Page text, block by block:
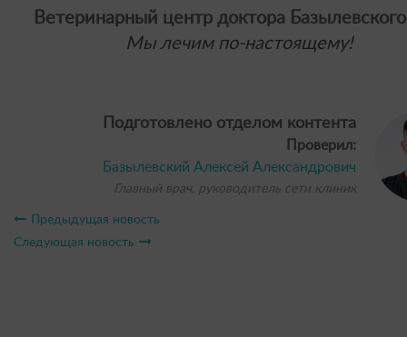
Ветеринарный центр доктора
Мы лечим по-настоящему!
Подготовлено отделом контента
Проверил:
Базылевский Алексей Александрович
Главный врач, руководитель сети клиник
Предыдущая новость
Следующая новость